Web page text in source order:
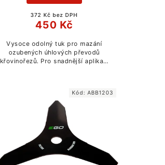
372 Kč bez DPH
450 Kč
Vysoce odolný tuk pro mazání
ozubených úhlových převodů
křovinořezů. Pro snadnější aplikaci
Kód:ABB1203